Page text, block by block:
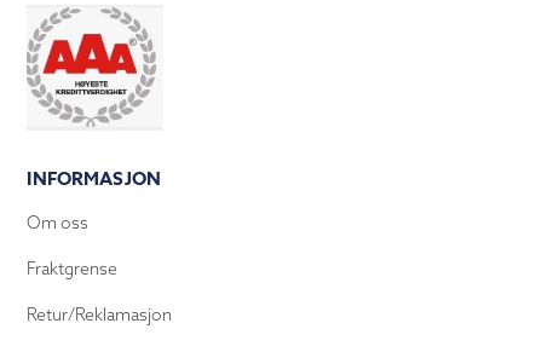
INFORMASJON
Om oss
Fraktgrense
Retur/Reklamasjon